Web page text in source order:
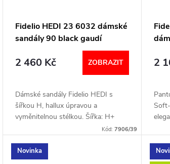
Fidelio HEDI 23 6032 dámské
sandály 90 black gaudí
2 460 Kč ZOBRAZIT
Dámské sandály Fidelio HEDI s
šířkou H, hallux úpravou a
vyměnitelnou stélkou. Šířka: H+
(širší) Velikostní tabulka níže v textu
Kód:7906/39
2
Novinka